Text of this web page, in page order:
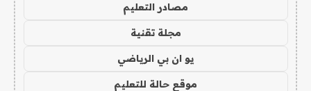
مصادر التعليم
مجلة تقنية
يو ان بي الرياضي
موقع حالة للتعليم